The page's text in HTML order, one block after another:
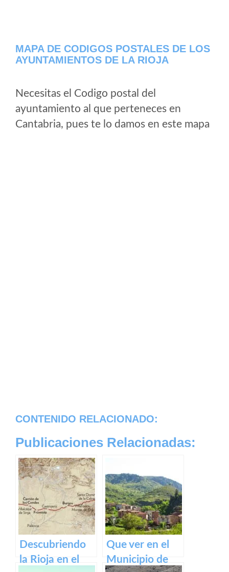
MAPA DE CODIGOS POSTALES DE LOS
AYUNTAMIENTOS DE LA RIOJA
Necesitas el Codigo postal del
ayuntamiento al que perteneces en
Cantabria, pues te lo damos en este mapa
CONTENIDO RELACIONADO:
Publicaciones Relacionadas:
Descubriendo
la Rioja en el
Que ver en el
Municipio de